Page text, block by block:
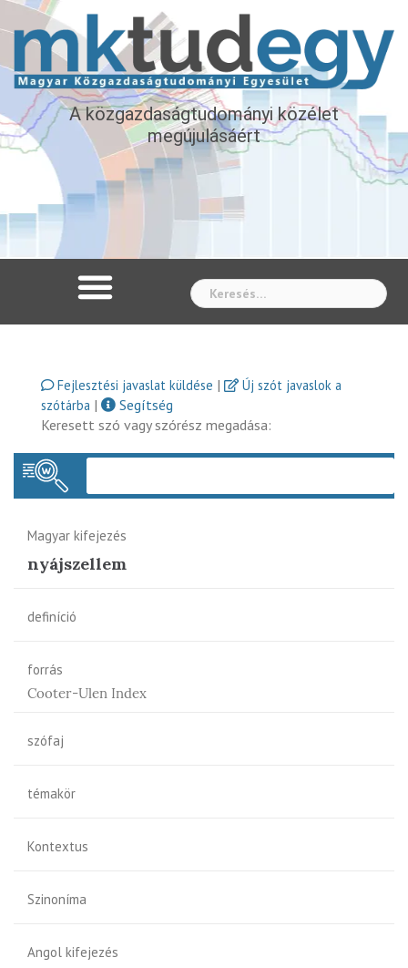
A közgazdaságtudományi közélet
megújulásáért
Fejlesztési javaslat küldése |
Új szót javaslok a
szótárba |
Segítség
Keresett szó vagy szórész megadása:
Magyar kifejezés
nyájszellem
definíció
forrás
Cooter-Ulen Index
szófaj
témakör
Kontextus
Szinoníma
Angol kifejezés